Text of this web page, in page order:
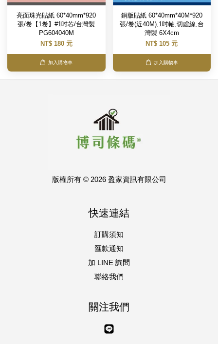
亮面珠光貼紙 60*40mm*920
張/卷【1卷】#1吋芯/台灣製
PG604040M
NT$ 180 元
加入購物車
銅版貼紙 60*40mm*40M*920
張/卷(近40M),1吋軸,切虛線,台
灣製 6X4cm
NT$ 105 元
加入購物車
版權所有 © 2026 盈家資訊有限公司
快速連結
訂購須知
匯款通知
加 LINE 詢問
聯絡我們
關注我們